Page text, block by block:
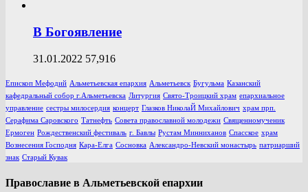
В Богоявление
31.01.2022 57,916
Епископ Мефодий Альметьевская епархия Альметьевск Бугульма Казанский
кафедральный собор г.Альметьевска Литургия Свято-Троицкий храм епархиальное
управление сестры милосердия концерт Глазков НиколаЙ Михайлович храм прп.
Серафима Саровского Татнефть Совета православной молодежи Священномученик
Ермоген Рождественский фестиваль г. Бавлы Рустам Минниханов Спасское храм
Вознесения Господня Кара-Елга Сосновка Александро-Невский монастырь патриарший
знак Старый Кувак
Православие в Альметьевской епархии